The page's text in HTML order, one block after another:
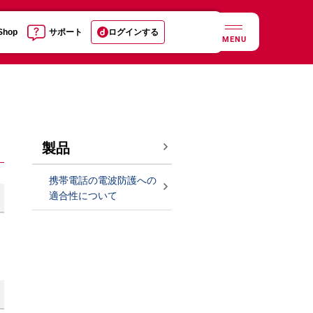
サポート ログインする
MENU
製品
携帯電話の電波防護への
適合性について